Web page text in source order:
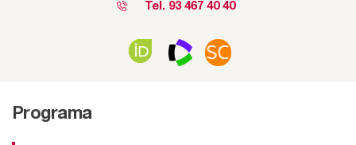
Tel. 93 467 40 40
Programa